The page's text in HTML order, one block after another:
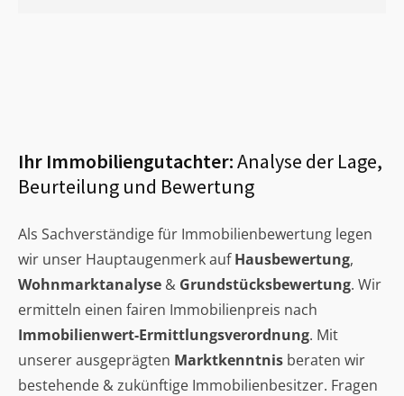
Ihr Immobiliengutachter:Analyse der Lage,
Beurteilung und Bewertung
Als Sachverständige für Immobilienbewertung legen
wir unser Hauptaugenmerk aufHausbewertung,
Wohnmarktanalyse & Grundstücksbewertung. Wir
ermitteln einen fairen Immobilienpreis nach
Immobilienwert-Ermittlungsverordnung. Mit
unserer ausgeprägten Marktkenntnis beraten wir
bestehende & zukünftige Immobilienbesitzer. Fragen